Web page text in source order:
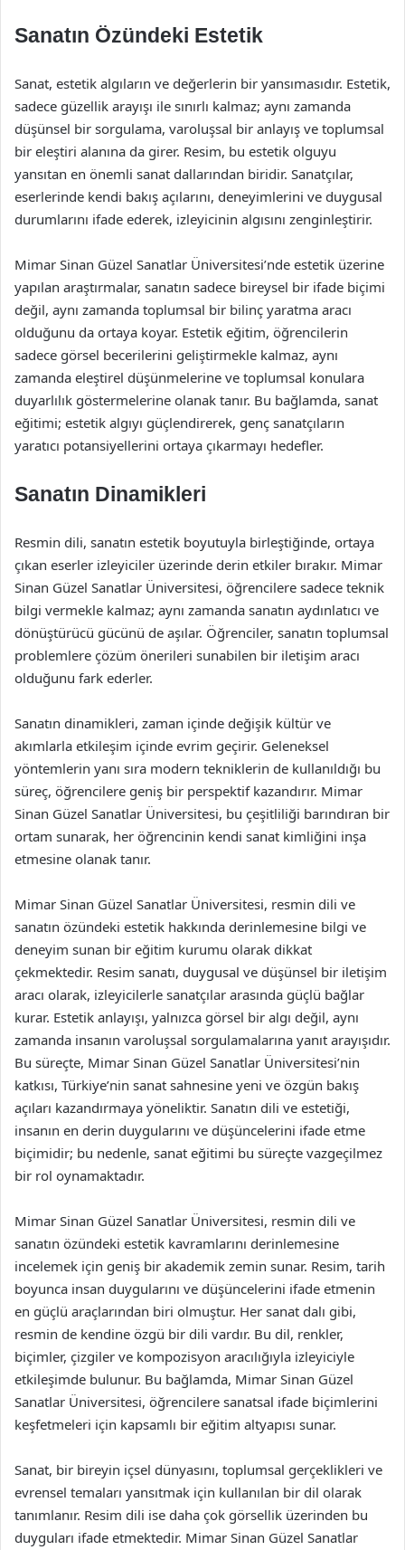
Sanatın Özündeki Estetik
Sanat, estetik algıların ve değerlerin bir yansımasıdır. Estetik,
sadece güzellik arayışı ile sınırlı kalmaz; aynı zamanda
düşünsel bir sorgulama, varoluşsal bir anlayış ve toplumsal
bir eleştiri alanına da girer. Resim, bu estetik olguyu
yansıtan en önemli sanat dallarından biridir. Sanatçılar,
eserlerinde kendi bakış açılarını, deneyimlerini ve duygusal
durumlarını ifade ederek, izleyicinin algısını zenginleştirir.
Mimar Sinan Güzel Sanatlar Üniversitesi’nde estetik üzerine
yapılan araştırmalar, sanatın sadece bireysel bir ifade biçimi
değil, aynı zamanda toplumsal bir bilinç yaratma aracı
olduğunu da ortaya koyar. Estetik eğitim, öğrencilerin
sadece görsel becerilerini geliştirmekle kalmaz, aynı
zamanda eleştirel düşünmelerine ve toplumsal konulara
duyarlılık göstermelerine olanak tanır. Bu bağlamda, sanat
eğitimi; estetik algıyı güçlendirerek, genç sanatçıların
yaratıcı potansiyellerini ortaya çıkarmayı hedefler.
Sanatın Dinamikleri
Resmin dili, sanatın estetik boyutuyla birleştiğinde, ortaya
çıkan eserler izleyiciler üzerinde derin etkiler bırakır. Mimar
Sinan Güzel Sanatlar Üniversitesi, öğrencilere sadece teknik
bilgi vermekle kalmaz; aynı zamanda sanatın aydınlatıcı ve
dönüştürücü gücünü de aşılar. Öğrenciler, sanatın toplumsal
problemlere çözüm önerileri sunabilen bir iletişim aracı
olduğunu fark ederler.
Sanatın dinamikleri, zaman içinde değişik kültür ve
akımlarla etkileşim içinde evrim geçirir. Geleneksel
yöntemlerin yanı sıra modern tekniklerin de kullanıldığı bu
süreç, öğrencilere geniş bir perspektif kazandırır. Mimar
Sinan Güzel Sanatlar Üniversitesi, bu çeşitliliği barındıran bir
ortam sunarak, her öğrencinin kendi sanat kimliğini inşa
etmesine olanak tanır.
Mimar Sinan Güzel Sanatlar Üniversitesi, resmin dili ve
sanatın özündeki estetik hakkında derinlemesine bilgi ve
deneyim sunan bir eğitim kurumu olarak dikkat
çekmektedir. Resim sanatı, duygusal ve düşünsel bir iletişim
aracı olarak, izleyicilerle sanatçılar arasında güçlü bağlar
kurar. Estetik anlayışı, yalnızca görsel bir algı değil, aynı
zamanda insanın varoluşsal sorgulamalarına yanıt arayışıdır.
Bu süreçte, Mimar Sinan Güzel Sanatlar Üniversitesi’nin
katkısı, Türkiye’nin sanat sahnesine yeni ve özgün bakış
açıları kazandırmaya yöneliktir. Sanatın dili ve estetiği,
insanın en derin duygularını ve düşüncelerini ifade etme
biçimidir; bu nedenle, sanat eğitimi bu süreçte vazgeçilmez
bir rol oynamaktadır.
Mimar Sinan Güzel Sanatlar Üniversitesi, resmin dili ve
sanatın özündeki estetik kavramlarını derinlemesine
incelemek için geniş bir akademik zemin sunar. Resim, tarih
boyunca insan duygularını ve düşüncelerini ifade etmenin
en güçlü araçlarından biri olmuştur. Her sanat dalı gibi,
resmin de kendine özgü bir dili vardır. Bu dil, renkler,
biçimler, çizgiler ve kompozisyon aracılığıyla izleyiciyle
etkileşimde bulunur. Bu bağlamda, Mimar Sinan Güzel
Sanatlar Üniversitesi, öğrencilere sanatsal ifade biçimlerini
keşfetmeleri için kapsamlı bir eğitim altyapısı sunar.
Sanat, bir bireyin içsel dünyasını, toplumsal gerçeklikleri ve
evrensel temaları yansıtmak için kullanılan bir dil olarak
tanımlanır. Resim dili ise daha çok görsellik üzerinden bu
duyguları ifade etmektedir. Mimar Sinan Güzel Sanatlar